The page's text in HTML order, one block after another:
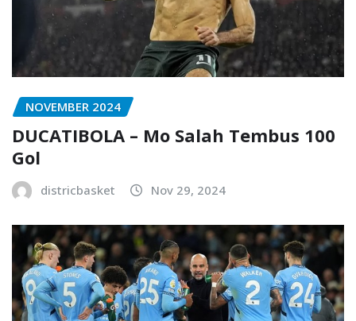
NOVEMBER 2024
DUCATIBOLA – Mo Salah Tembus 100
Gol
districbasket Nov 29, 2024